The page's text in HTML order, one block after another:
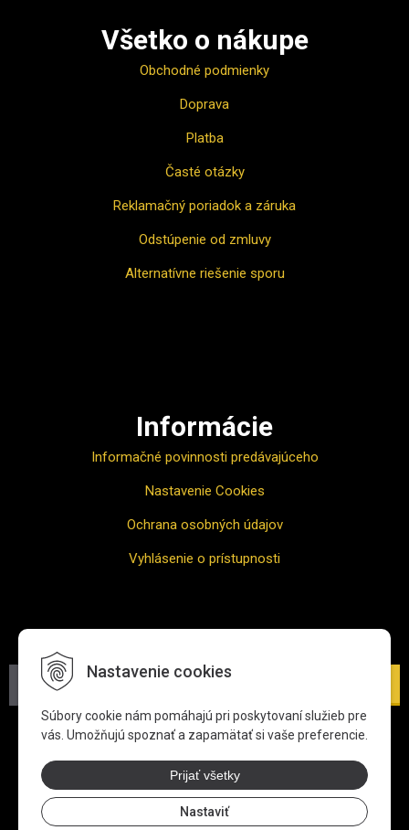
Nastavenie cookies
Súbory cookie nám pomáhajú pri poskytovaní služieb pre
vás. Umožňujú spoznať a zapamätať si vaše preferencie.
Prijať všetky
Nastaviť
Všetko o nákupe
Obchodné podmienky
Doprava
Platba
Časté otázky
Reklamačný poriadok a záruka
Odstúpenie od zmluvy
Alternatívne riešenie sporu
Informácie
Informačné povinnosti predávajúceho
Nastavenie Cookies
Ochrana osobných údajov
Vyhlásenie o prístupnosti
*Zadaním svojej e-mailovej adresy súhlasíte s jej spracovaním
osobných údajov